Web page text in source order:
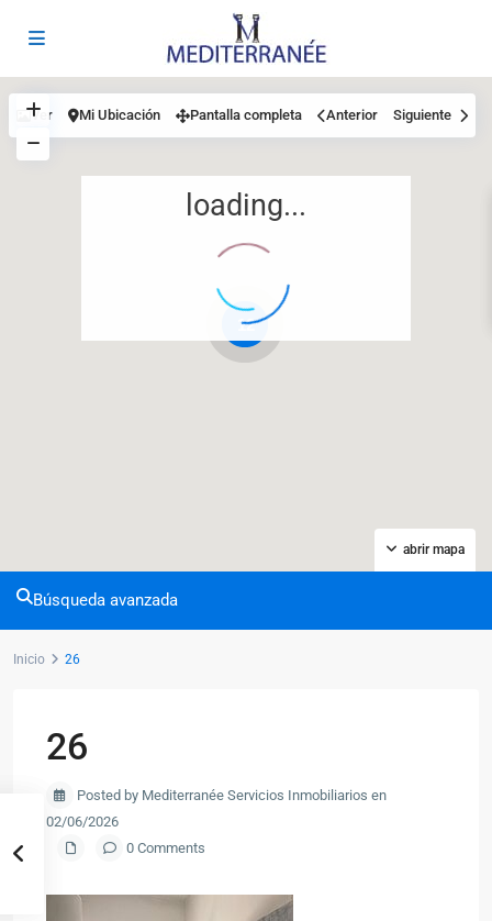
12
loading...
abrir mapa
Ver Mi Ubicación Pantalla completa Anterior Siguiente
Búsqueda avanzada
Inicio 26
26
Posted by Mediterranée Servicios Inmobiliarios en
02/06/2026
0 Comments